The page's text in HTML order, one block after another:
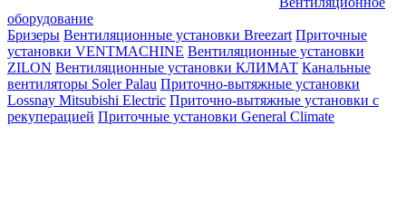
оборудование
Бризеры Вентиляционные установки Breezart Приточные
установки VENTMACHINE Вентиляционные установки
ZILON Вентиляционные установки КЛИМАТ Канальные
вентиляторы Soler Palau Приточно-вытяжные установки
Lossnay Mitsubishi Electric Приточно-вытяжные установки с
рекуперацией Приточные установки General Climate